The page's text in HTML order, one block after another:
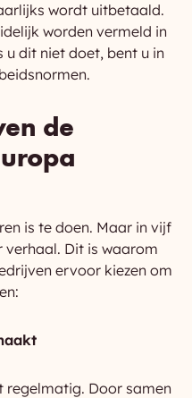
wordt uitbetaald.
worden vermeld in
u dit niet doet, bent u in
de
is te doen. Maar in vijf
verhaal. Dit is waarom
ervoor kiezen om
regelmatig. Door samen